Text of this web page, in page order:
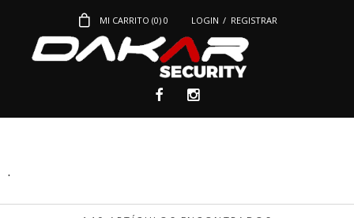
MI CARRITO (0) 0 LOGIN / REGISTRAR
.